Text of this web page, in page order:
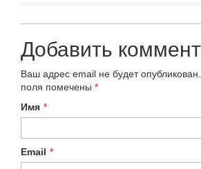
Добавить
Ваш адрес email не будет опубликован.
поля помечены *
Имя *
Email *